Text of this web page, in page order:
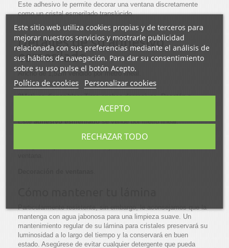
Este adhesivo le permite decorar una ventana discretamente
como un cristal esmerilado translúcido.
Detalles de su adhesivo
esmerilado
Ancho de 1,52m vendido por metro lineal.
3Motivos disponibles: Tiras anchas degresivas, Rosetón o
Esteadhesivo esmeriladose vende por metro lineal.
película adhesiva para ventanas le permite decorar
Particularmente resistente, sin embargo, le aconsejamos que la
mantenga con agua jabonosa para una limpieza suave. Un
mantenimiento regular de su lámina para cristales preservará su
luminosidad a lo largo del tiempo y la conservará en buen
estado. Asegúrese de evitar cualquier detergente que pueda
Este sitio web utiliza cookies propias y de terceros para
mejorar nuestros servicios y mostrarle publicidad
relacionada con sus preferencias mediante el análisis de
sus hábitos de navegación. Para dar su consentimiento
sobre su uso pulse el botón Acepto.
Política de cookies Personalizar cookies
RECHAZAR TODO
ACEPTO